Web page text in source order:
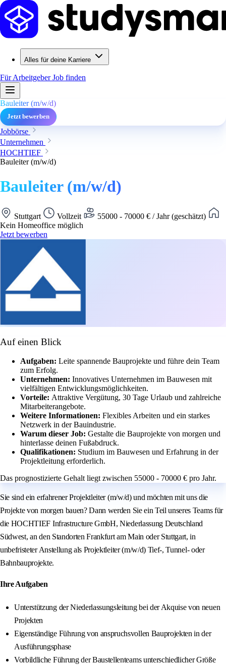
Alles für deine Karriere
Für ArbeitgeberJob finden
Bauleiter (m/w/d)
Jetzt bewerben
Jobbörse
Unternehmen
HOCHTIEF
Bauleiter (m/w/d)
Bauleiter (m/w/d)
Stuttgart Vollzeit
55000 - 70000 € / Jahr (geschätzt)
Kein Homeoffice möglich
Jetzt bewerben
Auf einen Blick
Aufgaben: Leite spannende Bauprojekte und führe dein Team
zum Erfolg.
Unternehmen: Innovatives Unternehmen im Bauwesen mit
vielfältigen Entwicklungsmöglichkeiten.
Vorteile: Attraktive Vergütung, 30 Tage Urlaub und zahlreiche
Mitarbeiterangebote.
Weitere Informationen: Flexibles Arbeiten und ein starkes
Netzwerk in der Bauindustrie.
Warum dieser Job: Gestalte die Bauprojekte von morgen und
hinterlasse deinen Fußabdruck.
Qualifikationen: Studium im Bauwesen und Erfahrung in der
Projektleitung erforderlich.
Das prognostizierte Gehalt liegt zwischen 55000 - 70000 € pro Jahr.
Sie sind ein erfahrener Projektleiter (m/w/d) und möchten mit uns die
Projekte von morgen bauen? Dann werden Sie ein Teil unseres Teams für
die HOCHTIEF Infrastructure GmbH, Niederlassung Deutschland
Südwest, an den Standorten Frankfurt am Main oder Stuttgart, in
unbefristeter Anstellung als Projektleiter (m/w/d) Tief-, Tunnel- oder
Bahnbauprojekte.
Ihre Aufgaben
Unterstützung der Niederlassungsleitung bei der Akquise von neuen
Projekten
Eigenständige Führung von anspruchsvollen Bauprojekten in der
Ausführungsphase
Vorbildliche Führung der Baustellenteams unterschiedlicher Größe